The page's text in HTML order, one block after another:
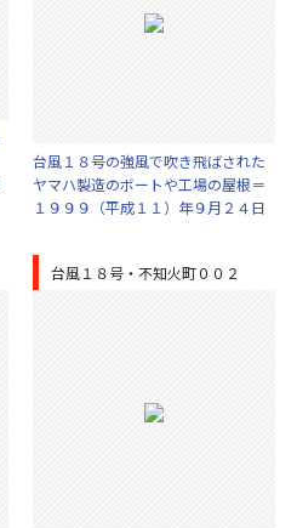
台風１８号の強風で吹き飛ばされた
ヤマハ製造のボートや工場の屋根＝
１９９９（平成１１）年９月２４日
台風１８号・不知火町００２